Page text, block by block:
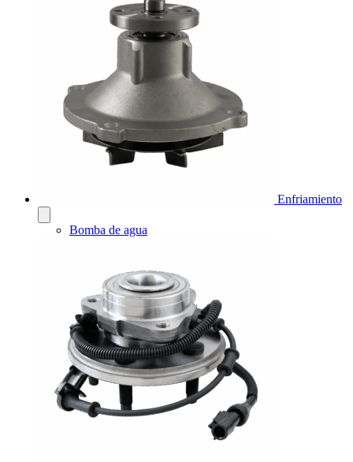
Enfriamiento
Bomba de agua